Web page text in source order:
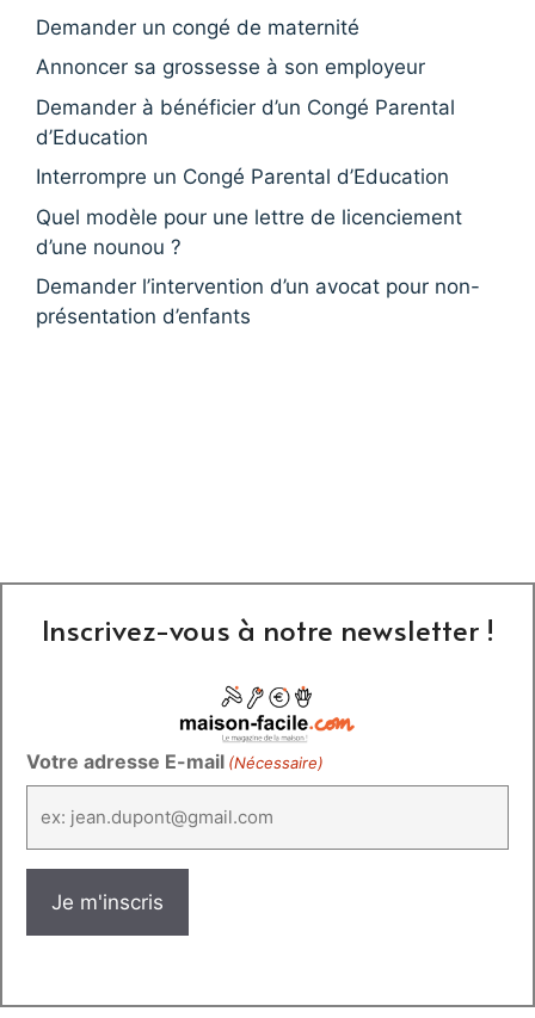
Demander un congé de maternité
Annoncer sa grossesse à son employeur
Demander à bénéficier d’un Congé Parental
d’Education
Interrompre un Congé Parental d’Education
Quel modèle pour une lettre de licenciement
d’une nounou ?
Demander l’intervention d’un avocat pour non-
présentation d’enfants
Inscrivez-vous à notre newsletter !
Votre adresse E-mail (Nécessaire)